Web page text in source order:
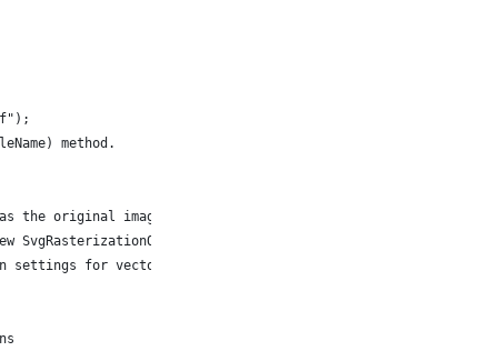
method.
the original image.
SvgRasterizationOptions { PageSize = image.Size };
settings for vector rendering.